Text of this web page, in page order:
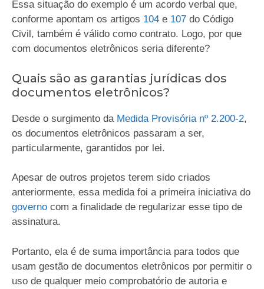
Essa situação do exemplo é um acordo verbal que,
conforme apontam os artigos 104 e 107 do Código
Civil, também é válido como contrato. Logo, por que
com documentos eletrônicos seria diferente?
Quais são as garantias jurídicas dos
documentos eletrônicos?
Desde o surgimento da Medida Provisória nº 2.200-2,
os documentos eletrônicos passaram a ser,
particularmente, garantidos por lei.
Apesar de outros projetos terem sido criados
anteriormente, essa medida foi a primeira iniciativa do
governo com a finalidade de regularizar esse tipo de
assinatura.
Portanto, ela é de suma importância para todos que
usam gestão de documentos eletrônicos por permitir o
uso de qualquer meio comprobatório de autoria e